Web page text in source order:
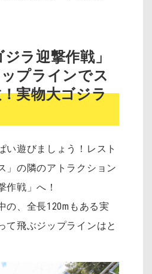
ラ迎撃作戦」
プラインでス
実物大ゴジラ
い遊びましょう！レスト
」の隣のアトラクション
作戦」へ！
の、全長120mもある実
て飛ぶジップラインはと